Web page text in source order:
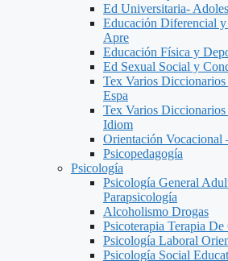
Ed Universitaria-
Educación Diferencial
Apre
Educación Física y
Ed Sexual Social y
Tex Varios
Espa
Tex Varios
Idiom
Orientación Vocacional
Psicopedagogía
Psicología
Psicología General
Parapsicología
Alcoholismo Drogas
Psicoterapia Terapia
Psicología Laboral
Psicología Social